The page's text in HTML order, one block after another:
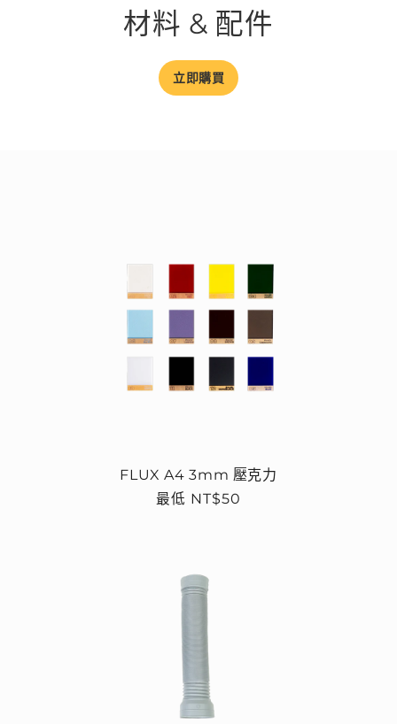
材料 & 配件
立即購買
FLUX A4 3mm 壓克力
定
最低 NT$50